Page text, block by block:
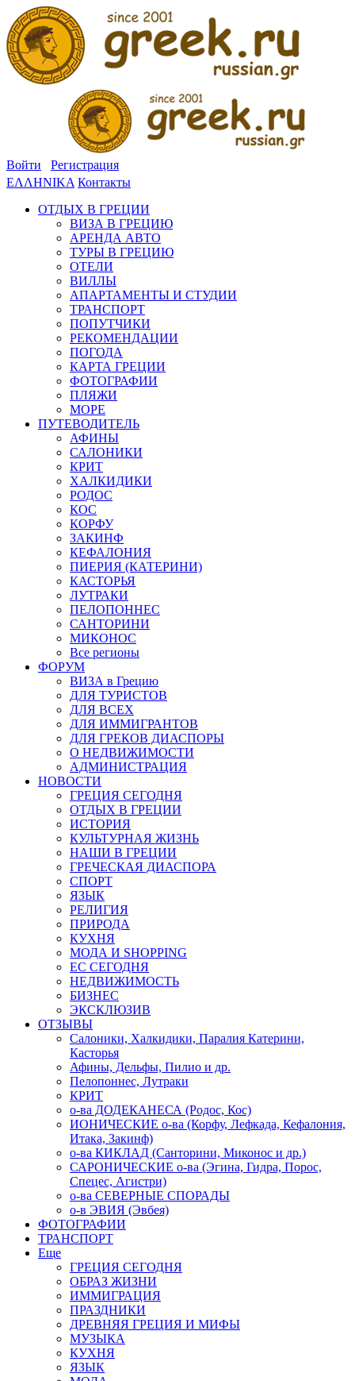
Войти
Регистрация
ΕΛΛΗΝΙΚΑ Контакты
ОТДЫХ В ГРЕЦИИ
ВИЗА В ГРЕЦИЮ
АРЕНДА АВТО
ТУРЫ В ГРЕЦИЮ
ОТЕЛИ
ВИЛЛЫ
АПАРТАМЕНТЫ И СТУДИИ
ТРАНСПОРТ
ПОПУТЧИКИ
РЕКОМЕНДАЦИИ
ПОГОДА
КАРТА ГРЕЦИИ
ФОТОГРАФИИ
ПЛЯЖИ
МОРЕ
ПУТЕВОДИТЕЛЬ
АФИНЫ
САЛОНИКИ
КРИТ
ХАЛКИДИКИ
РОДОС
КОС
КОРФУ
ЗАКИНФ
КЕФАЛОНИЯ
ПИЕРИЯ (КАТЕРИНИ)
КАСТОРЬЯ
ЛУТРАКИ
ПЕЛОПОННЕС
САНТОРИНИ
МИКОНОС
Все регионы
ФОРУМ
ВИЗА в Грецию
ДЛЯ ТУРИСТОВ
ДЛЯ ВСЕХ
ДЛЯ ИММИГРАНТОВ
ДЛЯ ГРЕКОВ ДИАСПОРЫ
О НЕДВИЖИМОСТИ
АДМИНИСТРАЦИЯ
НОВОСТИ
ГРЕЦИЯ СЕГОДНЯ
ОТДЫХ В ГРЕЦИИ
ИСТОРИЯ
КУЛЬТУРНАЯ ЖИЗНЬ
НАШИ В ГРЕЦИИ
ГРЕЧЕСКАЯ ДИАСПОРА
СПОРТ
ЯЗЫК
РЕЛИГИЯ
ПРИРОДА
КУХНЯ
МОДА И SHOPPING
ЕС СЕГОДНЯ
НЕДВИЖИМОСТЬ
БИЗНЕС
ЭКСКЛЮЗИВ
ОТЗЫВЫ
Салоники, Халкидики, Паралия Катерини,
Касторья
Афины, Дельфы, Пилио и др.
Пелопоннес, Лутраки
КРИТ
о-ва ДОДЕКАНЕСА (Родос, Кос)
ИОНИЧЕСКИЕ о-ва (Корфу, Лефкада, Кефалония,
Итака, Закинф)
о-ва КИКЛАД (Санторини, Миконос и др.)
САРОНИЧЕСКИЕ о-ва (Эгина, Гидра, Порос,
Спецес, Агистри)
о-ва СЕВЕРНЫЕ СПОРАДЫ
о-в ЭВИЯ (Эвбея)
ФОТОГРАФИИ
ТРАНСПОРТ
Еще
ГРЕЦИЯ СЕГОДНЯ
ОБРАЗ ЖИЗНИ
ИММИГРАЦИЯ
ПРАЗДНИКИ
ДРЕВНЯЯ ГРЕЦИЯ И МИФЫ
МУЗЫКА
КУХНЯ
ЯЗЫК